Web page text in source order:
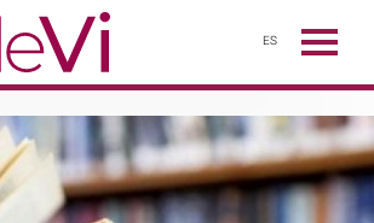
ES